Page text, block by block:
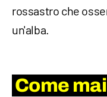
rossastro che
un'alba.
Come